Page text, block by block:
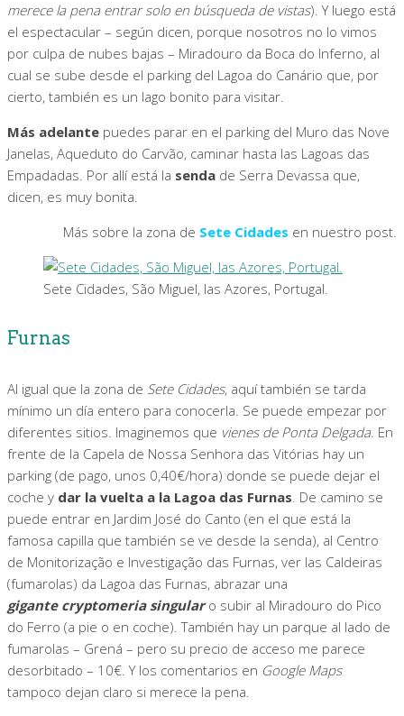
merece la pena entrar solo en búsqueda de vistas). Y luego está
el espectacular – según dicen, porque nosotros no lo vimos
por culpa de nubes bajas – Miradouro da Boca do Inferno, al
cual se sube desde el parking del Lagoa do Canário que, por
cierto, también es un lago bonito para visitar.
Más adelante puedes parar en el parking del Muro das Nove
Janelas, Aqueduto do Carvão, caminar hasta las Lagoas das
Empadadas. Por allí está la senda de Serra Devassa que,
dicen, es muy bonita.
Más sobre la zona de Sete Cidades en nuestro post.
Sete Cidades, São Miguel, las Azores, Portugal.
Furnas
Al igual que la zona de Sete Cidades, aquí también se tarda
mínimo un día entero para conocerla. Se puede empezar por
diferentes sitios. Imaginemos que vienes de Ponta Delgada. En
frente de la Capela de Nossa Senhora das Vitórias hay un
parking (de pago, unos 0,40€/hora) donde se puede dejar el
coche y dar la vuelta a la Lagoa das Furnas . De camino se
puede entrar en Jardim José do Canto (en el que está la
famosa capilla que también se ve desde la senda), al Centro
de Monitorização e Investigação das Furnas, ver las Caldeiras
(fumarolas) da Lagoa das Furnas, abrazar una
gigante cryptomeria singularo subir al Miradouro do Pico
do Ferro (a pie o en coche). También hay un parque al lado de
fumarolas – Grená – pero su precio de acceso me parece
desorbitado – 10€. Y los comentarios en Google Maps
tampoco dejan claro si merece la pena.